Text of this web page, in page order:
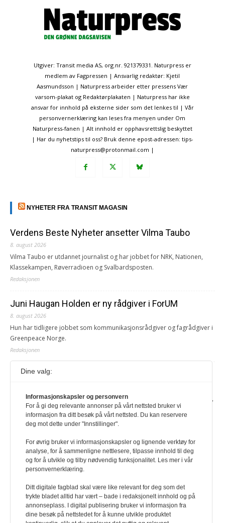
Utgiver: Transit media AS, org.nr. 921379331. Naturpress er
medlem av Fagpressen | Ansvarlig redaktør: Kjetil
Aasmundsson | Naturpress arbeider etter pressens Vær
varsom-plakat og Redaktørplakaten | Naturpress har ikke
ansvar for innhold på eksterne sider som det lenkes til | Vår
personvernerklæring kan leses fra menyen under Om
Naturpress-fanen | Alt innhold er opphavsrettslig beskyttet
| Har du nyhetstips til oss? Bruk denne epost-adressen: tips-
naturpress@protonmail.com |
NYHETER FRA TRANSIT MAGASIN
Verdens Beste Nyheter ansetter Vilma Taubo
8. august 2026
Vilma Taubo er utdannet journalist og har jobbet for NRK, Nationen,
Klassekampen, Røverradioen og Svalbardsposten.
Redaksjonen
Juni Haugan Holden er ny rådgiver i ForUM
8. august 2026
Hun har tidligere jobbet som kommunikasjonsrådgiver og fagrådgiver i
Greenpeace Norge.
Redaksjonen
Journalist fra Vietnam idømt 7 års fengsel
Kommunistpartiet i Vietnam har total kontroll over alle offisielle medier,
aviser, TV- og radiokanaler. For å lese denne må du ha abonnement
Logg inn her Ny abonnent? Velg Årsabonnement, Månedsabonnement
og bedrifter.
Redaksjonen
Dine valg:
Informasjonskapsler og personvern
For å gi deg relevante annonser på vårt nettsted bruker vi
informasjon fra ditt besøk på vårt nettsted. Du kan reservere
deg mot dette under "Innstillinger".
For øvrig bruker vi informasjonskapsler og lignende verktøy for
analyse, for å sammenligne nettlesere, tilpasse innhold til deg
og for å utvikle og tilby nødvendig funksjonalitet. Les mer i vår
personvernerklæring.
Ditt digitale fagblad skal være like relevant for deg som det
trykte bladet alltid har vært – bade i redaksjonelt innhold og på
annonseplass. I digital publisering bruker vi informasjon fra
dine besøk på nettstedet for å kunne utvikle produktet